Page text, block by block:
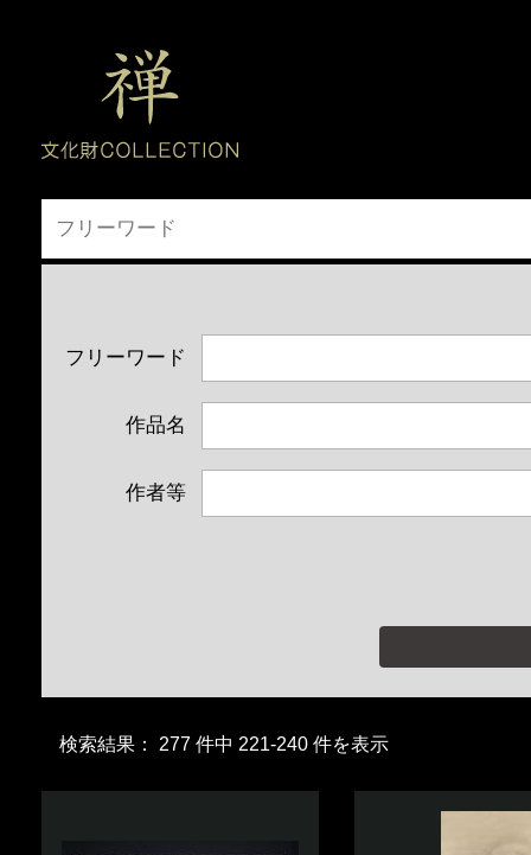
フリーワード
作品名
作者等
検索結果： 277 件中 221-240 件を表示